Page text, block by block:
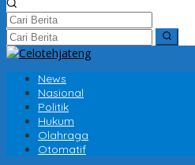
News
Nasional
Politik
Hukum
Olahraga
Otomatif